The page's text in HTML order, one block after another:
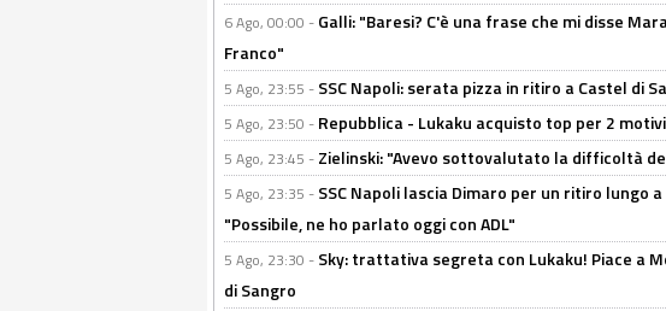
6 Ago, 00:00 - Galli: "Baresi? C'è una frase che mi disse
Franco"
5 Ago, 23:55 - SSC Napoli: serata pizza in ritiro a Castel di
5 Ago, 23:50 - Repubblica - Lukaku acquisto top per 2
5 Ago, 23:45 - Zielinski: "Avevo sottovalutato la difficoltà
5 Ago, 23:35 - SSC Napoli lascia Dimaro per un ritiro lungo
"Possibile, ne ho parlato oggi con ADL"
5 Ago, 23:30 - Sky: trattativa segreta con Lukaku! Piace a
di Sangro